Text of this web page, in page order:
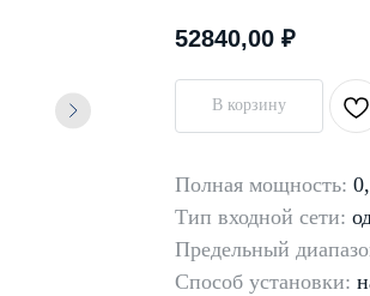
52840,00 ₽
В корзину
Полная мощность:
Тип входной сети:
Предельный
Способ установки: